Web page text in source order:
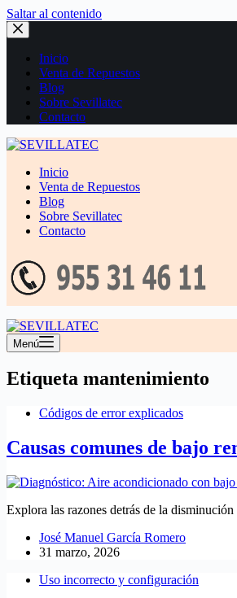
Saltar al contenido
Inicio
Venta de Repuestos
Blog
Sobre Sevillatec
Contacto
Inicio
Venta de Repuestos
Blog
Sobre Sevillatec
Contacto
Menú
Etiqueta mantenimiento
Códigos de error explicados
Causas comunes de bajo
Explora las razones detrás de la
José Manuel García Romero
31 marzo, 2026
Uso incorrecto y configuración